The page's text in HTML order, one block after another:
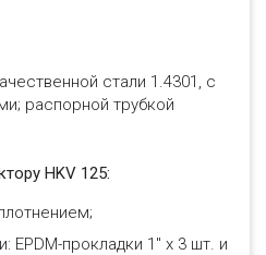
стали 1.4301, с
распорной трубкой
HKV 125:
EPDМ-прокладки 1" х 3 шт. и